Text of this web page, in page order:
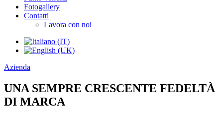
Fotogallery
Contatti
Lavora con noi
Azienda
UNA SEMPRE CRESCENTE FEDELTÀ
DI MARCA